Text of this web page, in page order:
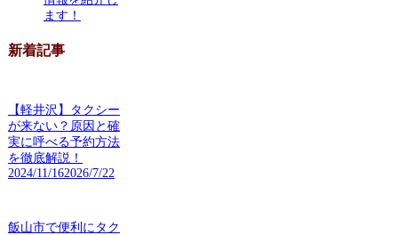
ます！
新着記事
【軽井沢】タクシー
が来ない？原因と確
実に呼べる予約方法
を徹底解説！
2024/11/162026/7/22
飯山市で便利にタク